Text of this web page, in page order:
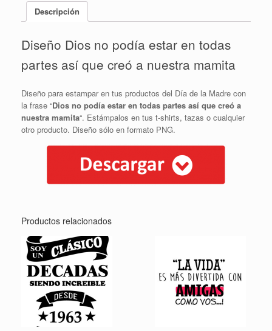
Descripción
Diseño Dios no podía estar en todas
partes así que creó a nuestra mamita
Diseño para estampar en tus productos del Día de la Madre con
la frase “Dios no podía estar en todas partes así que creó a
nuestra mamita“. Estámpalos en tus t-shirts, tazas o cualquier
otro producto. Diseño sólo en formato PNG.
Productos relacionados